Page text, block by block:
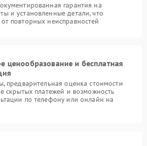
гарантия на
и установленные детали, что
повторных неисправностей
ценообразование и бесплатная
предварительная оценка стоимости
скрытых платежей и возможность
по телефону или онлайн на